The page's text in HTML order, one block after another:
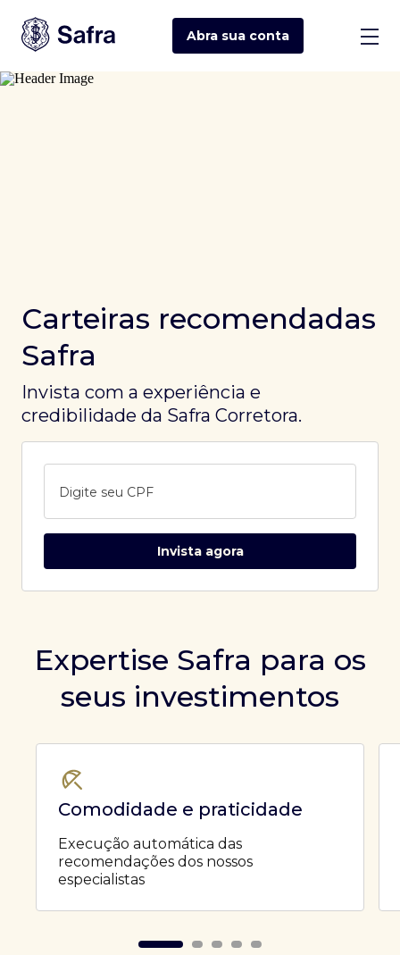
Abra sua conta
Carteiras recomendadas
Safra
Invista com a experiência e
credibilidade da Safra Corretora.
Digite seu CPF
Invista agora
Expertise Safra para os
seus investimentos
Comodidade e praticidade
Execução automática das
recomendações dos nossos
especialistas